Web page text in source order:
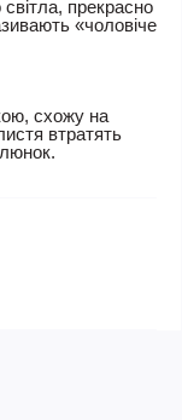
прекрасно
«чоловіче
схожу на
втратять